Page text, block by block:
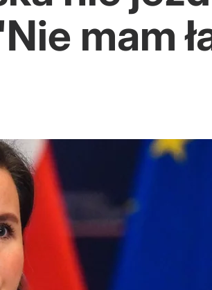
mam